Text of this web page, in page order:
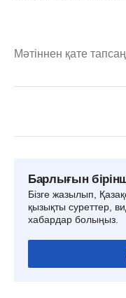
Мәтіннен қате
Барлығын
Бізге жазылып,
қызықты суреттер,
хабардар болыңыз.